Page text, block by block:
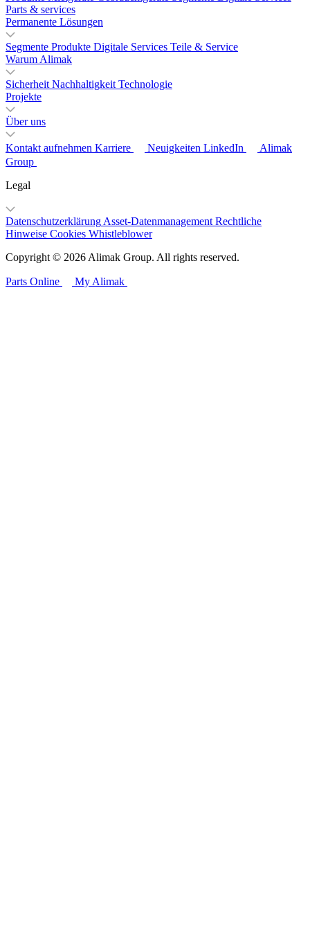
Parts & services
Permanente Lösungen
Segmente Produkte Digitale Services Teile & Service
Warum Alimak
Sicherheit Nachhaltigkeit Technologie
Projekte
Über uns
Kontakt aufnehmen Karriere Neuigkeiten LinkedIn
Alimak
Group
Legal
Datenschutzerklärung Asset-Datenmanagement Rechtliche
Hinweise Cookies Whistleblower
Copyright © 2026 Alimak Group. All rights reserved.
Parts Online My Alimak